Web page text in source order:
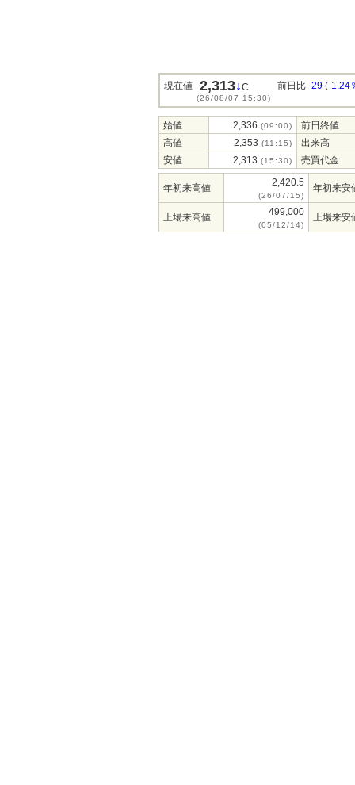
現在値 2,313↓C
(26/08/07 15:30)
前日比 -29 (-1.24
始値 2,336 (09:00)
前日終値
高値
2,353 (11:15)
出来高
安値
2,313 (15:30) 売買代金
年初来高値 2,420.5
(26/07/15)
年初来安
上場来高値 499,000
(05/12/14)
上場来安